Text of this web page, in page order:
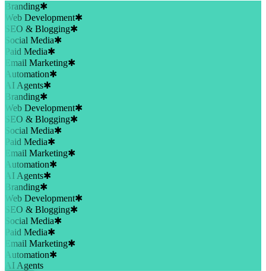
Branding✱
Web Development✱
SEO & Blogging✱
Social Media✱
Paid Media✱
Email Marketing✱
Automation✱
AI Agents✱
Branding✱
Web Development✱
SEO & Blogging✱
Social Media✱
Paid Media✱
Email Marketing✱
Automation✱
AI Agents✱
Branding✱
Web Development✱
SEO & Blogging✱
Social Media✱
Paid Media✱
Email Marketing✱
Automation✱
AI Agents